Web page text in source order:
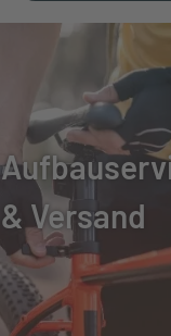
& Versand